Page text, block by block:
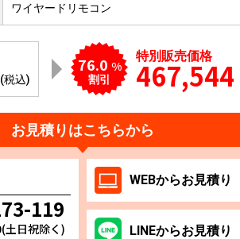
ワイヤードリモコン
(税込)
76.0 %
割引
特別販売価格
467,544
お見積りはこちらから
119
土日祝除く)
WEBからお見積り
LINEからお見積り